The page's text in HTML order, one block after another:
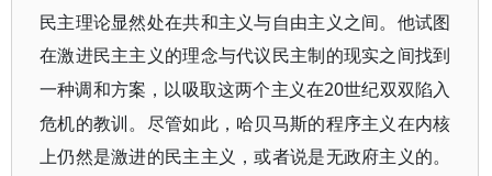
民主理论显然处在共和主义与自由主义之间。他试图
在激进民主主义的理念与代议民主制的现实之间找到
一种调和方案，以吸取这两个主义在20世纪双双陷入
危机的教训。尽管如此，哈贝马斯的程序主义在内核
上仍然是激进的民主主义，或者说是无政府主义的。